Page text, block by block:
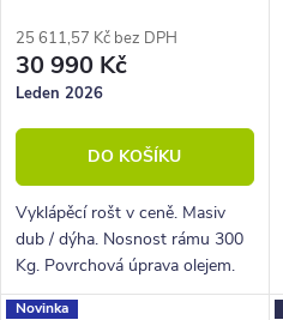
25 611,57 Kč bez DPH
30 990 Kč
Leden 2026
DO KOŠÍKU
Vyklápěcí rošt v ceně. Masiv
dub / dýha. Nosnost rámu 300
Kg. Povrchová úprava olejem.
Novinka